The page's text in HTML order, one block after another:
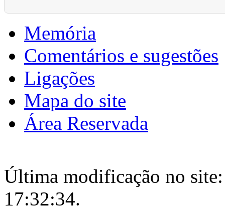
Memória
Comentários e sugestões
Ligações
Mapa do site
Área Reservada
Última modificação no
17:32:34.